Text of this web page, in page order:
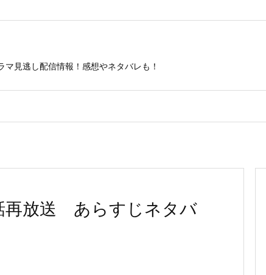
見逃し配信情報！感想やネタバレも！
再放送 あらすじネタバ